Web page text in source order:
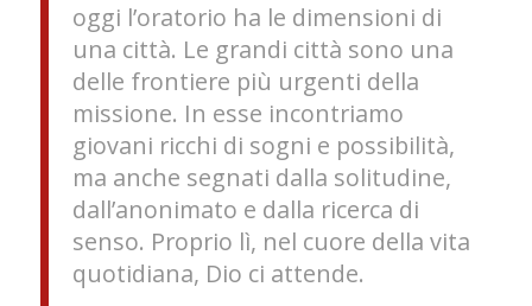
oggi l’oratorio ha le dimensioni di
una città. Le grandi città sono una
delle frontiere più urgenti della
missione. In esse incontriamo
giovani ricchi di sogni e possibilità,
ma anche segnati dalla solitudine,
dall’anonimato e dalla ricerca di
senso. Proprio lì, nel cuore della vita
quotidiana, Dio ci attende.